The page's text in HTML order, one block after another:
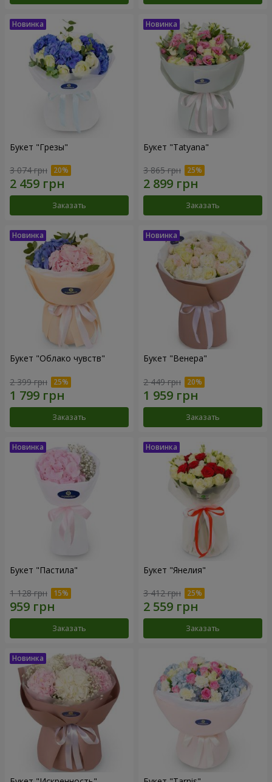
Букет "Грезы"
3 074 грн
Заказать
Букет "Tatyana"
3 865 грн
Заказать
Букет "Облако чувств"
2 399 грн
Заказать
Букет "Венера"
2 449 грн
Заказать
Букет "Пастила"
1 128 грн
Заказать
Букет "Янелия"
3 412 грн
Заказать